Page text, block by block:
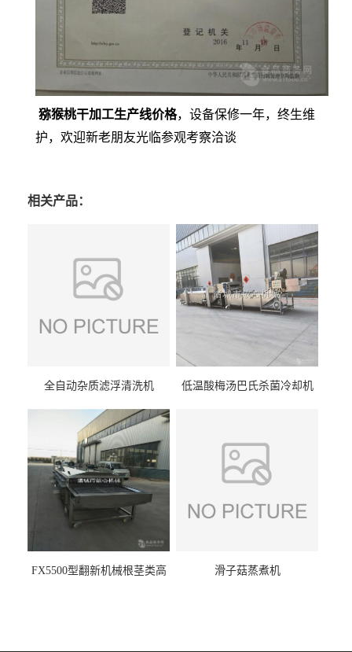
猕猴桃干加工生产线价格，设备保修一年，终生维
护，欢迎新老朋友光临参观考察洽谈
相关产品：
全自动杂质滤浮清洗机 低温酸梅汤巴氏杀菌冷却机
FX5500型翻新机械根茎类高
滑子菇蒸煮机